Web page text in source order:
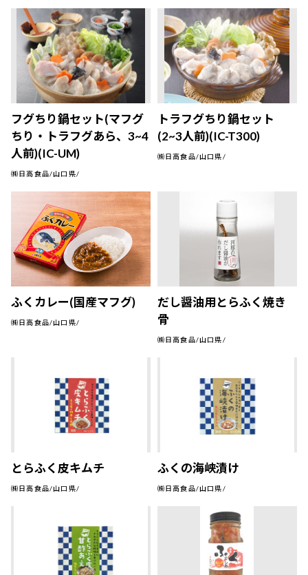
フグちり鍋セット(マフグ
ちり・トラフグあら、3~4
人前)(IC-UM)
㈱日高食品/山口県/
トラフグちり鍋セット
(2~3人前)(IC-T300)
㈱日高食品/山口県/
ふくカレー(国産マフグ)
㈱日高食品/山口県/
だし醤油用とらふく焼き
骨
㈱日高食品/山口県/
とらふく皮キムチ
㈱日高食品/山口県/
ふくの海峡漬け
㈱日高食品/山口県/